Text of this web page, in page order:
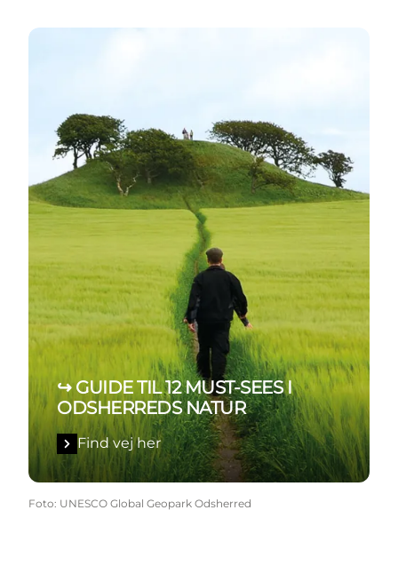
Find vej her
↪ GUIDE TIL 12 MUST-SEES I
ODSHERREDS NATUR
Find vej her
Foto: UNESCO Global Geopark Odsherred